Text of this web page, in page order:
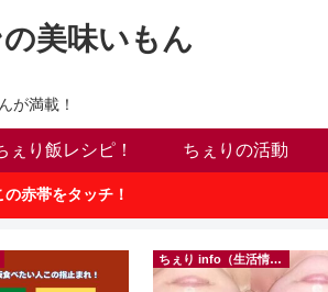
美味いもん
が満載！
ぇり飯レシピ！ ちぇりの活動
赤帯をタッチ！
ちぇり info（生活情報）